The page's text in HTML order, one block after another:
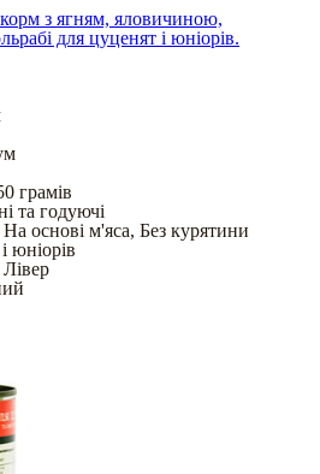
з ягням, яловичиною,
для цуценят і юніорів.
грамів
та годуючі
На основі м'яса, Без курятини
юніорів
Лівер